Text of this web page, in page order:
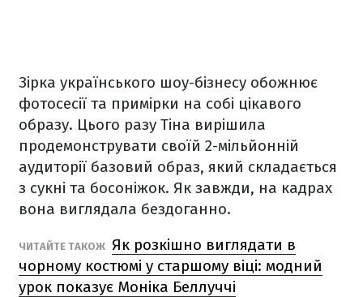
Зірка українського шоу-бізнесу обожнює
фотосесії та примірки на собі цікавого
образу. Цього разу Тіна вирішила
продемонструвати своїй 2-мільйонній
аудиторії базовий образ, який складається
з сукні та босоніжок. Як завжди, на кадрах
вона виглядала бездоганно.
ЧИТАЙТЕ ТАКОЖ Як розкішно виглядати в
чорному костюмі у старшому віці: модний
урок показує Моніка Беллуччі